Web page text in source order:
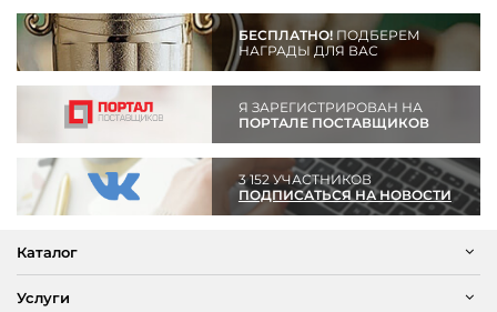
БЕСПЛАТНО!ПОДБЕРЕМ
НАГРАДЫ ДЛЯ ВАС
Я ЗАРЕГИСТРИРОВАН НА
ПОРТАЛЕ ПОСТАВЩИКОВ
3 152 УЧАСТНИКОВ
ПОДПИСАТЬСЯ НА НОВОСТИ
Каталог
Услуги